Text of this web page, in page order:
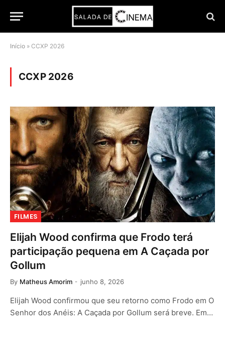
Início » CCXP 2026
CCXP 2026
FILMES
Elijah Wood confirma que Frodo terá
participação pequena em A Caçada por
Gollum
By Matheus Amorim junho 8, 2026
Elijah Wood confirmou que seu retorno como Frodo em O
Senhor dos Anéis: A Caçada por Gollum será breve. Em…